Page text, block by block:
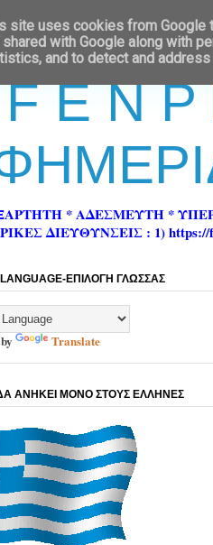
E N
* ΑΔΕΣΜΕΥΤΗ *
ΔΙΕΥΘΥΝΣΕΙΣ : 1) https://fn-
LANGUAGE-ΕΠΙΛΟΓΗ ΓΛΩΣΣΑΣ
Translate
ΑΝΗΚΕΙ ΜΟΝΟ ΣΤΟΥΣ ΕΛΛΗΝΕΣ
site uses cookies from Google
shared with Google along with
and to detect and address